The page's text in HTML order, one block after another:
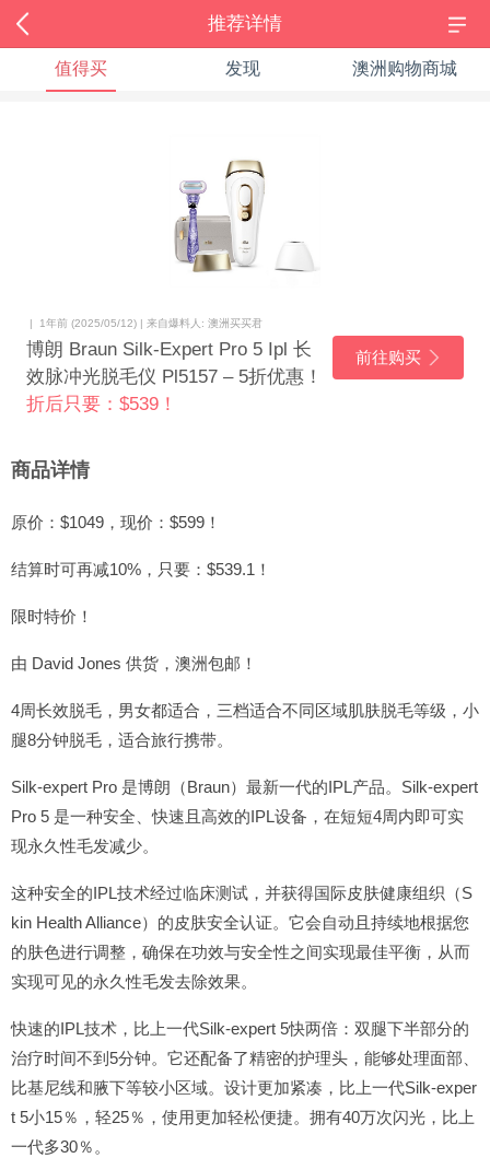
推荐详情
值得买 发现 澳洲购物商城
| 1年前 (2025/05/12) | 来自爆料人: 澳洲买买君
博朗 Braun Silk-Expert Pro 5 Ipl 长
效脉冲光脱毛仪 Pl5157 – 5折优惠！
折后只要：$539！
前往购买
商品详情
原价：$1049，现价：$599！
结算时可再减10%，只要：$539.1！
限时特价！
由 David Jones 供货，澳洲包邮！
4周长效脱毛，男女都适合，三档适合不同区域肌肤脱毛等级，小
腿8分钟脱毛，适合旅行携带。
Silk-expert Pro 是博朗（Braun）最新一代的IPL产品。Silk-expert
Pro 5 是一种安全、快速且高效的IPL设备，在短短4周内即可实
现永久性毛发减少。
这种安全的IPL技术经过临床测试，并获得国际皮肤健康组织（S
kin Health Alliance）的皮肤安全认证。它会自动且持续地根据您
的肤色进行调整，确保在功效与安全性之间实现最佳平衡，从而
实现可见的永久性毛发去除效果。
快速的IPL技术，比上一代Silk-expert 5快两倍：双腿下半部分的
治疗时间不到5分钟。它还配备了精密的护理头，能够处理面部、
比基尼线和腋下等较小区域。设计更加紧凑，比上一代Silk-exper
t 5小15％，轻25％，使用更加轻松便捷。拥有40万次闪光，比上
一代多30％。